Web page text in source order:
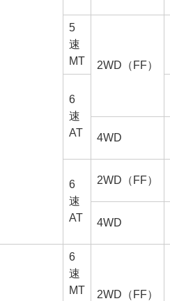
5
速
MT
2WD（FF）
6
速
AT
4WD
6
速
AT
2WD（FF）
4WD
6
速
MT
2WD（FF）